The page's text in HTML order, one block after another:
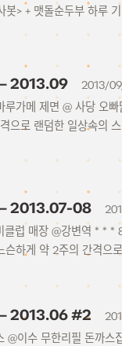
봇> + 맷돌순두부 하
2013.09
2013/
루가메 제면 @ 사당 오
으로 랜덤한 일상속의
2013.07-08
클럽 매장 @강변역 * *
하게 약 2주의 간격으
2013.06 #2
@이수 무한리필 돈까